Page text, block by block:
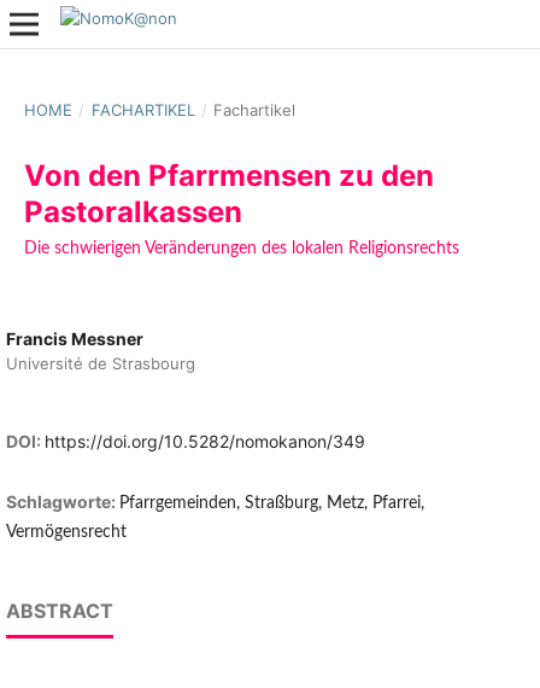
HOME / FACHARTIKEL / Fachartikel
Von den Pfarrmensen zu den
Pastoralkassen
Die schwierigen Veränderungen des lokalen Religionsrechts
Francis Messner
Université de Strasbourg
DOI: https://doi.org/10.5282/nomokanon/349
Schlagworte: Pfarrgemeinden, Straßburg, Metz, Pfarrei,
Vermögensrecht
ABSTRACT